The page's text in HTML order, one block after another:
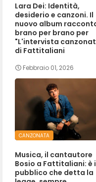
Lara Dei: Identità,
desiderio e canzoni. Il
nuovo album
brano per brano per
"L'intervista
di Fattitaliani
Febbraio 01, 2026
CANZONATA
Musica, il cantautore
Bosio a Fattitaliani: è
pubblico che detta la